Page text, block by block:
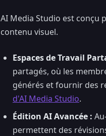
AI Media Studio est conçu
contenu visuel.
Espaces de Travail
partagés, où les
générés et fournir des
d'AI Media Studio.
Édition AI Avancée :
permettent des